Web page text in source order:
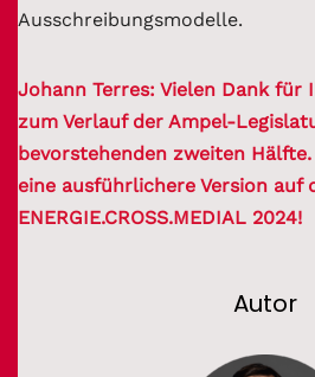
Ausschreibungsmodelle.
Johann Terres: Vielen Dank für
zum Verlauf der Ampel-
bevorstehenden zweiten
eine ausführlichere Version auf
ENERGIE.CROSS.MEDIAL 2024!
Autor